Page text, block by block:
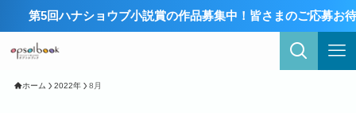
第5回ハナショウブ小説賞の作品募集中！皆さまのご応募お待
ホーム 2022年 8月